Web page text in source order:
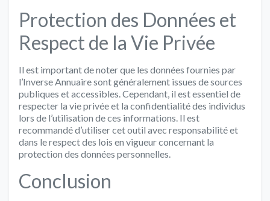
Protection des Données et
Respect de la Vie Privée
Il est important de noter que les données fournies par
l’Inverse Annuaire sont généralement issues de sources
publiques et accessibles. Cependant, il est essentiel de
respecter la vie privée et la confidentialité des individus
lors de l’utilisation de ces informations. Il est
recommandé d’utiliser cet outil avec responsabilité et
dans le respect des lois en vigueur concernant la
protection des données personnelles.
Conclusion